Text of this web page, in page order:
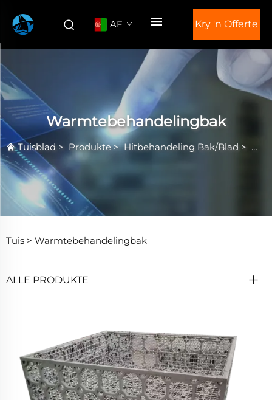
AF Kry 'n Offerte
Warmtebehandelingbak
Tuisblad > Produkte>Hitbehandeling Bak/Blad >
Tuis > Warmtebehandelingbak
ALLE PRODUKTE